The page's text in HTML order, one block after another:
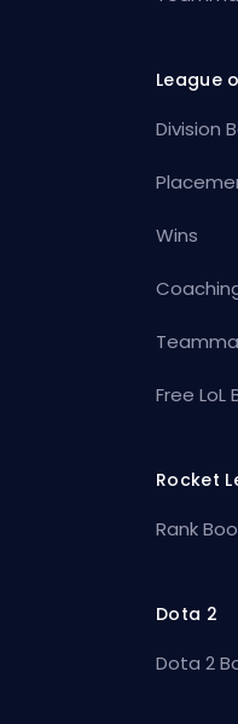
League
Division
Wins
Free LoL
Rocket
Rank
Dota 2
Dota 2